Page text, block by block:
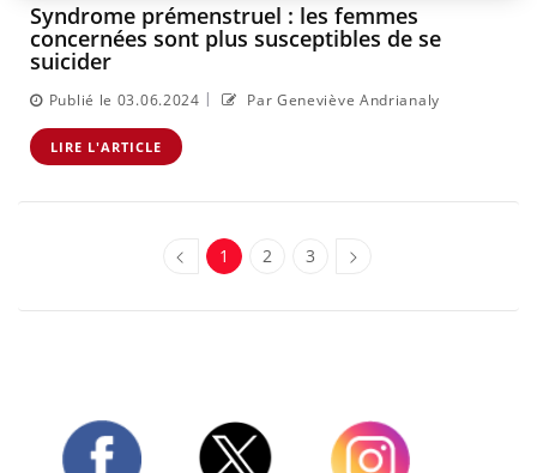
Syndrome prémenstruel : les femmes
concernées sont plus susceptibles de se
suicider
Publié le 03.06.2024 | Par Geneviève Andrianaly
LIRE L'ARTICLE
1 2 3